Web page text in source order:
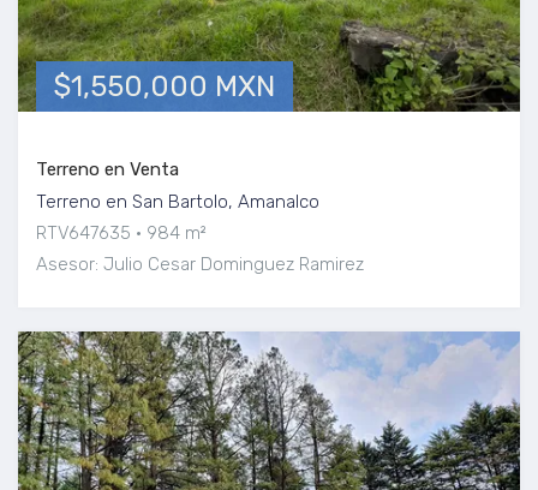
$1,550,000 MXN
Terreno en Venta
Terreno en San Bartolo, Amanalco
RTV647635
984 m²
Asesor: Julio Cesar Dominguez Ramirez